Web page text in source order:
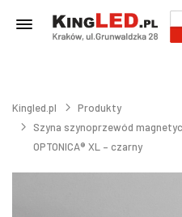
Kingled.pl
Produkty
Szyna szynoprzewód
OPTONICA® XL – czarny